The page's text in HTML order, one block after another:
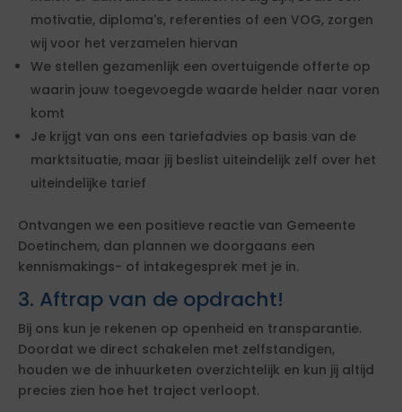
motivatie, diploma's, referenties of een VOG, zorgen
wij voor het verzamelen hiervan
We stellen gezamenlijk een overtuigende offerte op
waarin jouw toegevoegde waarde helder naar voren
komt
Je krijgt van ons een tariefadvies op basis van de
marktsituatie, maar jij beslist uiteindelijk zelf over het
uiteindelijke tarief
Ontvangen we een positieve reactie van Gemeente
Doetinchem, dan plannen we doorgaans een
kennismakings- of intakegesprek met je in.
3. Aftrap van de opdracht!
Bij ons kun je rekenen op openheid en transparantie.
Doordat we direct schakelen met zelfstandigen,
houden we de inhuurketen overzichtelijk en kun jij altijd
precies zien hoe het traject verloopt.